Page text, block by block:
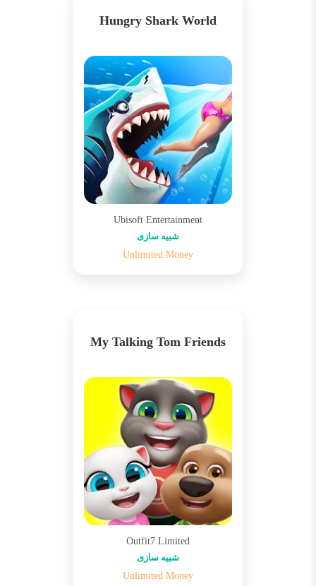
Hungry Shark World
Ubisoft Entertainment
شبیه سازی
Unlimited Money
My Talking Tom Friends
Outfit7 Limited
شبیه سازی
Unlimited Money